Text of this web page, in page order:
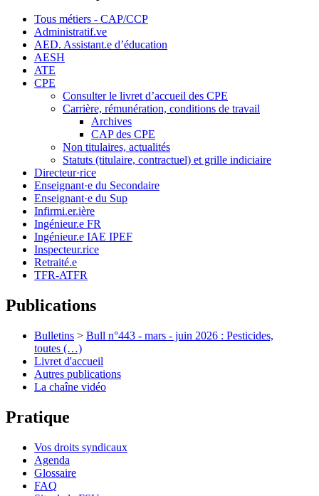
Tous métiers - CAP/CCP
Administratif.ve
AED. Assistant.e d’éducation
AESH
ATE
CPE
Consulter le livret d’accueil des CPE
Carrière, rémunération, conditions de travail
Archives
CAP des CPE
Non titulaires, actualités
Statuts (titulaire, contractuel) et grille indiciaire
Directeur·rice
Enseignant·e du Secondaire
Enseignant·e du Sup
Infirmi.er.ière
Ingénieur.e FR
Ingénieur.e IAE IPEF
Inspecteur.rice
Retraité.e
TFR-ATFR
Publications
Bulletins > Bull n°443 - mars - juin 2026 : Pesticides,
toutes (…)
Livret d'accueil
Autres publications
La chaîne vidéo
Pratique
Vos droits syndicaux
Agenda
Glossaire
FAQ